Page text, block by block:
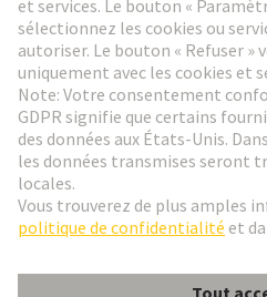
Social Media
Suisse Français